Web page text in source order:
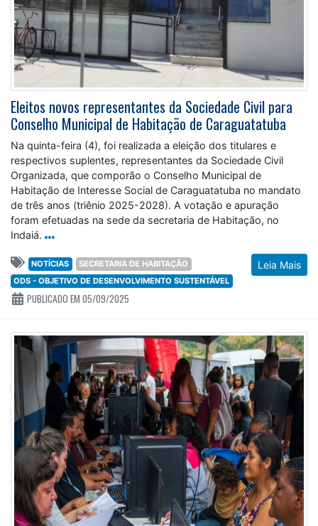
Eleitos novos representantes da Sociedade Civil para
Conselho Municipal de Habitação de Caraguatatuba
Na quinta-feira (4), foi realizada a eleição dos titulares e
respectivos suplentes, representantes da Sociedade Civil
Organizada, que comporão o Conselho Municipal de
Habitação de Interesse Social de Caraguatatuba no mandato
de três anos (triênio 2025-2028). A votação e apuração
foram efetuadas na sede da secretaria de Habitação, no
Indaiá.
Leia Mais
NOTÍCIAS
SECRETARIA DE HABITAÇÃO
ODS - OBJETIVO DE DESENVOLVIMENTO SUSTENTÁVEL
PUBLICADO EM 05/09/2025